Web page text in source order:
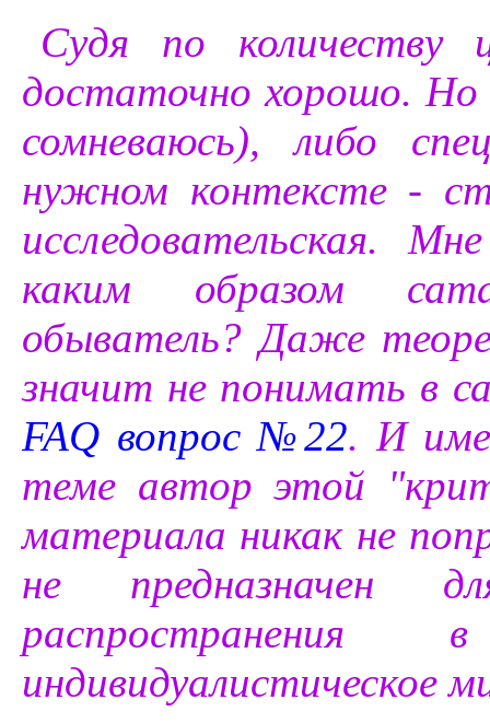
Судя по количеству
достаточно хорошо. Но
сомневаюсь), либо
нужном контексте -
исследовательская.
каким образом
обыватель? Даже
значит не понимать в
FAQ вопрос №22. И
теме автор этой
материала никак не
не предназначен
индивидуалистическое